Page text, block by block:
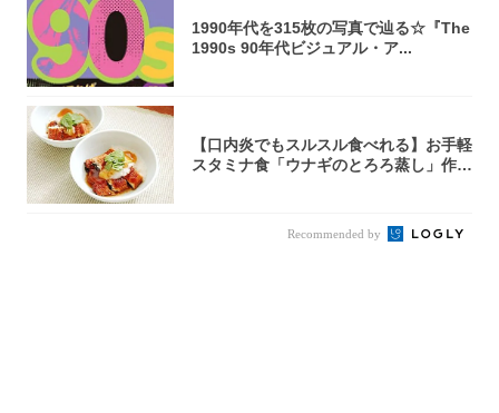
1990年代を315枚の写真で辿る☆『The
1990s 90年代ビジュアル・ア...
【口内炎でもスルスル食べれる】お手軽
スタミナ食「ウナギのとろろ蒸し」作っ
Recommended by